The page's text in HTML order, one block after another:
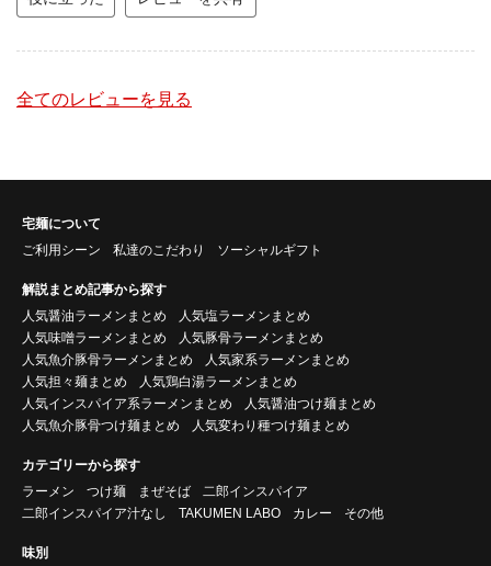
全てのレビューを見る
宅麺について
ご利用シーン
私達のこだわり ソーシャルギフト
解説まとめ記事から探す
人気醤油ラーメンまとめ
人気塩ラーメンまとめ
人気味噌ラーメンまとめ
人気豚骨ラーメンまとめ
人気魚介豚骨ラーメンまとめ
人気家系ラーメンまとめ
人気担々麺まとめ
人気鶏白湯ラーメンまとめ
人気インスパイア系ラーメンまとめ
人気醤油つけ麺まとめ
人気魚介豚骨つけ麺まとめ
人気変わり種つけ麺まとめ
カテゴリーから探す
ラーメン
つけ麺 まぜそば
二郎インスパイア
二郎インスパイア汁なし
TAKUMEN LABO カレー その他
味別